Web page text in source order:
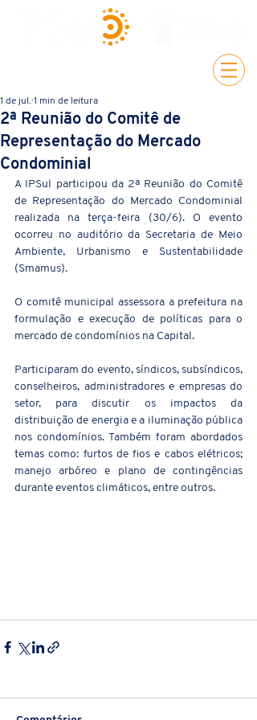
2ª Reunião do Comitê de
Representação do Mercado
Condominial
1 de jul. 1 min de leitura
A IPSul participou da 2ª Reunião do Comitê
de Representação do Mercado Condominial
realizada na terça-feira (30/6). O evento
ocorreu no auditório da Secretaria de Meio
Ambiente, Urbanismo e Sustentabilidade
(Smamus).
O comitê municipal assessora a prefeitura na
formulação e execução de políticas para o
mercado de condomínios na Capital.
Participaram do evento, síndicos, subsíndicos,
conselheiros, administradores e empresas do
setor, para discutir os impactos da
distribuição de energia e a iluminação pública
nos condomínios. Também foram abordados
temas como: furtos de fios e cabos elétricos;
manejo arbóreo e plano de contingências
durante eventos climáticos, entre outros.